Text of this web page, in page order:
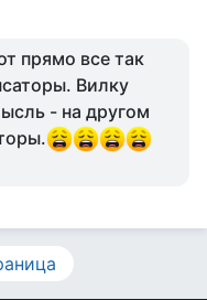
прямо все так
Вилку
- на другом